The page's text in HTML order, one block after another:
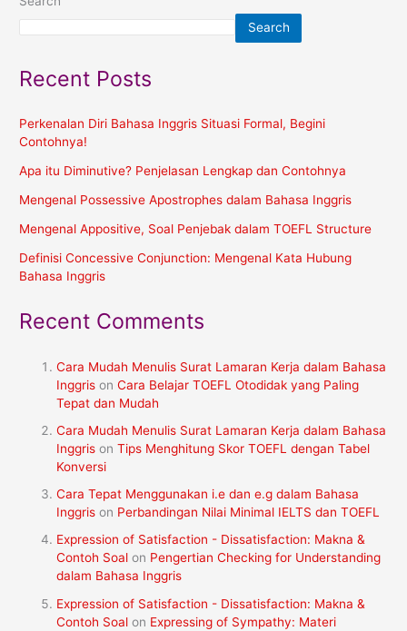
Search
Recent Posts
Perkenalan Diri Bahasa Inggris Situasi Formal, Begini
Contohnya!
Apa itu Diminutive? Penjelasan Lengkap dan Contohnya
Mengenal Possessive Apostrophes dalam Bahasa Inggris
Mengenal Appositive, Soal Penjebak dalam TOEFL Structure
Definisi Concessive Conjunction: Mengenal Kata Hubung
Bahasa Inggris
Recent Comments
Cara Mudah Menulis Surat Lamaran Kerja dalam Bahasa
Inggris onCara Belajar TOEFL Otodidak yang Paling
Tepat dan Mudah
Cara Mudah Menulis Surat Lamaran Kerja dalam Bahasa
Inggris onTips Menghitung Skor TOEFL dengan Tabel
Konversi
Cara Tepat Menggunakan i.e dan e.g dalam Bahasa
Inggris on Perbandingan Nilai Minimal IELTS dan TOEFL
Expression of Satisfaction - Dissatisfaction: Makna &
Contoh Soal on Pengertian Checking for Understanding
dalam Bahasa Inggris
Expression of Satisfaction - Dissatisfaction: Makna &
Contoh Soal on Expressing of Sympathy: Materi